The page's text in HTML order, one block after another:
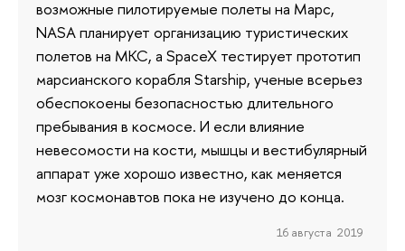
возможные пилотируемые полеты на Марс,
NASA планирует организацию туристических
полетов на МКС, а SpaceX тестирует прототип
марсианского корабля Starship, ученые всерьез
обеспокоены безопасностью длительного
пребывания в космосе. И если влияние
невесомости на кости, мышцы и вестибулярный
аппарат уже хорошо известно, как меняется
мозг космонавтов пока не изучено до конца.
16 августа 2019